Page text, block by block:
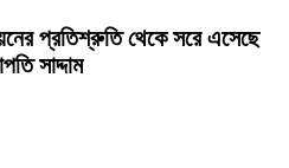
প্রতিশ্রুতি থেকে সরে এসেছে
সাদ্দাম